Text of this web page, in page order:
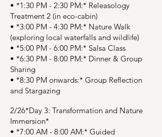
•⁠ ⁠*1:30 PM - 2:30 PM:* Releasology
Treatment 2 (in eco-cabin)
•⁠ ⁠*3:00 PM - 4:30 PM:* Nature Walk
(exploring local waterfalls and wildlife)
•⁠ ⁠*5:00 PM - 6:00 PM:* Salsa Class
•⁠ ⁠*6:30 PM - 8:00 PM:* Dinner & Group
Sharing
•⁠ ⁠*8:30 PM onwards:* Group Reflection
and Stargazing
2/26*Day 3: Transformation and Nature
Immersion*
•⁠ ⁠*7:00 AM - 8:00 AM:* Guided